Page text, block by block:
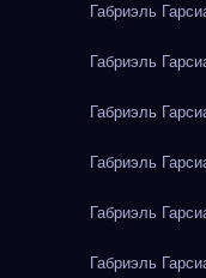
Габриэль
Габриэль
Габриэль
Габриэль
Габриэль
Габриэль